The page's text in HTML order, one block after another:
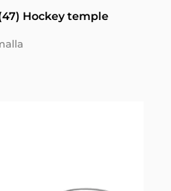
Hockey temple